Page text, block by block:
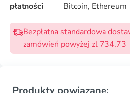
płatności
Bitcoin, Ethereum
Bezpłatna standardowa
zamówień powyżej zl 734,73
Produkty powiązane: